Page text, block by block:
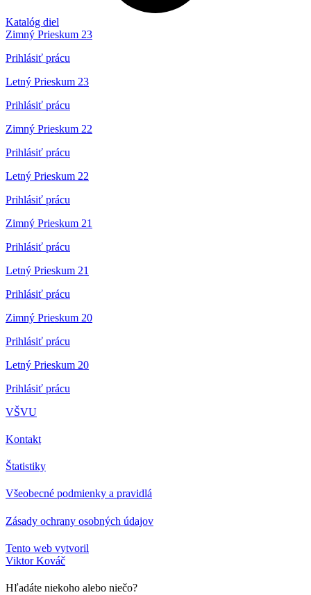
Katalóg diel
Zimný Prieskum 23
Prihlásiť prácu
Letný Prieskum 23
Prihlásiť prácu
Zimný Prieskum 22
Prihlásiť prácu
Letný Prieskum 22
Prihlásiť prácu
Zimný Prieskum 21
Prihlásiť prácu
Letný Prieskum 21
Prihlásiť prácu
Zimný Prieskum 20
Prihlásiť prácu
Letný Prieskum 20
Prihlásiť prácu
VŠVU
Kontakt
Štatistiky
Všeobecné podmienky a pravidlá
Zásady ochrany osobných údajov
Tento web vytvoril
Viktor Kováč
Hľadáte niekoho alebo niečo?